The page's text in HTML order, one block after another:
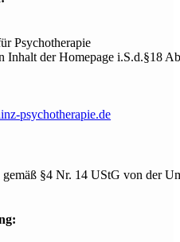
Psychotherapie
Inhalt der Homepage i.S.d.§18
psychotherapie.de
§4 Nr. 14 UStG von der